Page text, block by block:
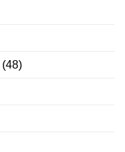
(48)